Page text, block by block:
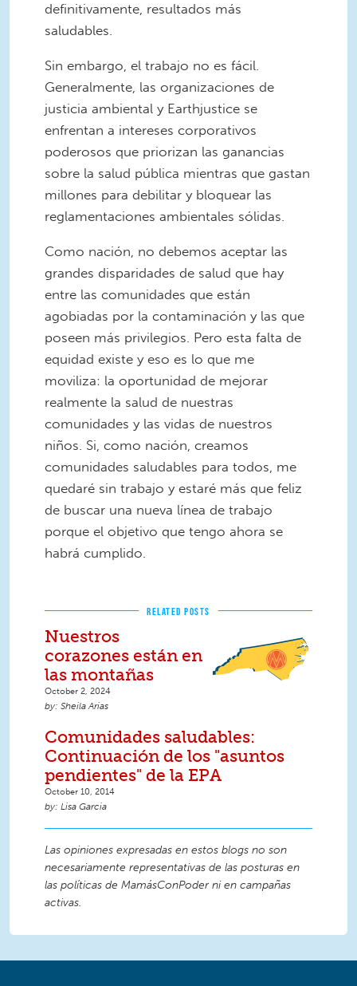
definitivamente, resultados más
saludables.
Sin embargo, el trabajo no es fácil.
Generalmente, las organizaciones de
justicia ambiental y Earthjustice se
enfrentan a intereses corporativos
poderosos que priorizan las ganancias
sobre la salud pública mientras que gastan
millones para debilitar y bloquear las
reglamentaciones ambientales sólidas.
Como nación, no debemos aceptar las
grandes disparidades de salud que hay
entre las comunidades que están
agobiadas por la contaminación y las que
poseen más privilegios. Pero esta falta de
equidad existe y eso es lo que me
moviliza: la oportunidad de mejorar
realmente la salud de nuestras
comunidades y las vidas de nuestros
niños. Si, como nación, creamos
comunidades saludables para todos, me
quedaré sin trabajo y estaré más que feliz
de buscar una nueva línea de trabajo
porque el objetivo que tengo ahora se
habrá cumplido.
RELATED POSTS
Nuestros
corazones están en
las montañas
October 2, 2024
Sheila Arias
Comunidades saludables:
Continuación de los "asuntos
pendientes" de la EPA
October 10, 2014
Lisa Garcia
Las opiniones expresadas en estos blogs no son
necesariamente representativas de las posturas en
las políticas de MamásConPoder ni en campañas
activas.